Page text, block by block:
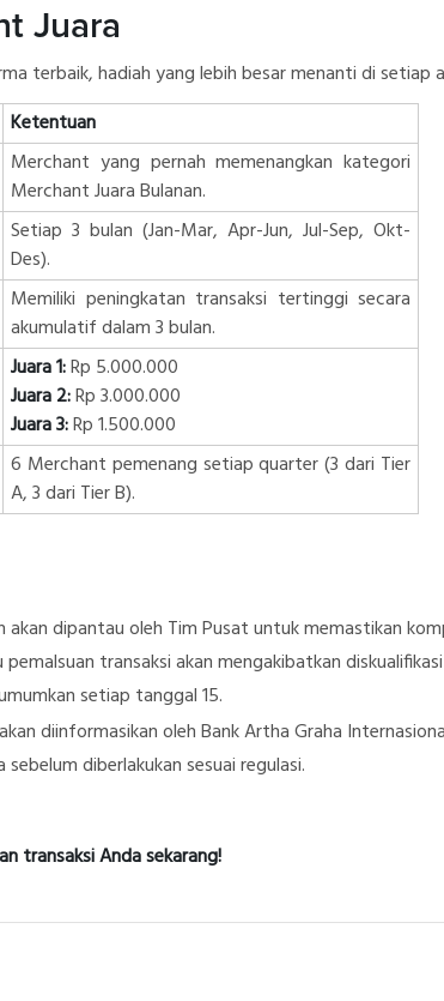
Juara
terbaik, hadiah yang lebih besar menanti di setiap
Ketentuan
Merchant yang pernah memenangkan kategori
Merchant Juara Bulanan.
Setiap 3 bulan (Jan-Mar, Apr-Jun, Jul-Sep, Okt-
Des).
Memiliki peningkatan transaksi tertinggi secara
akumulatif dalam 3 bulan.
Juara 1:Rp 5.000.000
Juara 2:Rp 3.000.000
Juara 3:Rp 1.500.000
6 Merchant pemenang setiap quarter (3 dari Tier
A, 3 dari Tier B).
dipantau oleh Tim Pusat untuk memastikan
transaksi akan mengakibatkan
setiap tanggal 15.
diinformasikan oleh Bank Artha Graha
diberlakukan sesuai regulasi.
transaksi Anda sekarang!